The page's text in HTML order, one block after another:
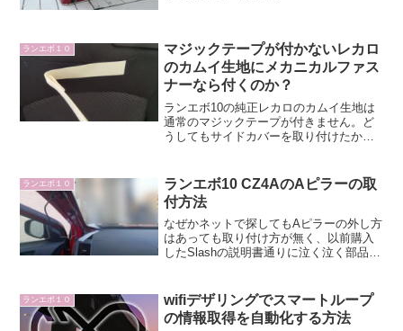
ランエボ１０
マジックテープが付かないレカロ
のカムイ生地にメカニカルファス
ナーなら付くのか？
ランエボ10の純正レカロのカムイ生地は
通常のマジックテープが付きません。ど
うしてもサイドカバーを取り付けたかっ
のヘッドパッドやアジャスターパッドは
対応型番がベロ...
ランエボ１０
ランエボ10 CZ4AのAピラーの取
付方法
なぜかネットで探してもAピラーの外し方
はあっても取り付け方が無く、以前購入
したSlashの説明書通りに泣く泣く部品を
きます。ランエボ10 CZ4AのAピラーの取
付方法...
ランエボ１０
wifiデザリングでスマートループ
の情報取得を自動化する方法